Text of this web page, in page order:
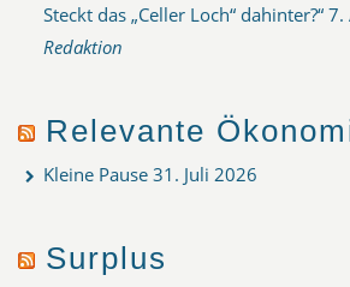
Steckt das „Celler Loch“ dahinter?“ 7.
Redaktion
Relevante
Kleine Pause 31. Juli 2026
Surplus